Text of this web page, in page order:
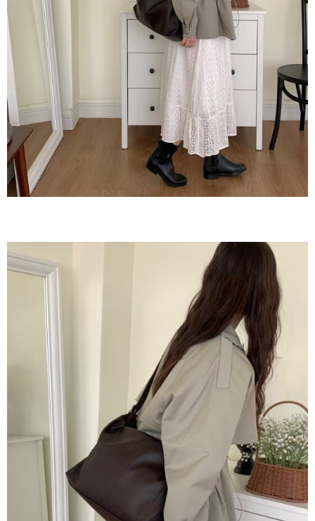
２．關於個人資料處理事宜，請瀏覽以下網址：
https://aftee.tw/terms/#terms3
３．未成年的使用者請事先徵得法定代理人或監護人之同意方可使用
「AFTEE先享後付」，若未經同意申辦者引起之損失，本公司不負相關責
４．使用「AFTEE先享後付」時，將依據個別帳號之用戶狀況，依本公司即
時審查核予不同之上限額度；若仍有額度不足之情形，本公司將視審查結果
請求用戶進行身份認證。
５．嚴禁一人註冊多個帳號或使用他人資訊註冊。若發現惡意使用之情形，
恩沛科技股份有限公司將有權停止該用戶之使用額度並採取法律行動。
每筆NT$255